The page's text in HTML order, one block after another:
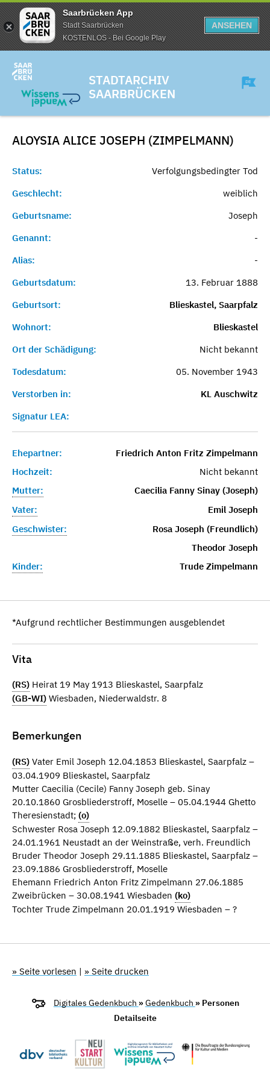
Saarbrücken App
Stadt Saarbrücken
KOSTENLOS - Bei Google Play
ANSEHEN
STADTARCHIV
SAARBRÜCKEN
ALOYSIA ALICE JOSEPH (ZIMPELMANN)
Status:
Verfolgungsbedingter Tod
Geschlecht:
weiblich
Geburtsname:
Joseph
Genannt:
-
Alias:
-
Geburtsdatum:
13. Februar 1888
Geburtsort:
Blieskastel, Saarpfalz
Wohnort:
Blieskastel
Ort der Schädigung:
Nicht bekannt
Todesdatum:
05. November 1943
Verstorben in:
KL Auschwitz
Signatur LEA:
Ehepartner:
Friedrich Anton Fritz Zimpelmann
Hochzeit:
Nicht bekannt
Mutter:
Caecilia Fanny Sinay (Joseph)
Vater:
Emil Joseph
Geschwister:
Rosa Joseph (Freundlich)
Theodor Joseph
Kinder:
Trude Zimpelmann
*Aufgrund rechtlicher Bestimmungen ausgeblendet
Vita
(RS) Heirat 19 May 1913 Blieskastel, Saarpfalz
(GB-WI) Wiesbaden, Niederwaldstr. 8
Bemerkungen
(RS) Vater Emil Joseph 12.04.1853 Blieskastel, Saarpfalz –
03.04.1909 Blieskastel, Saarpfalz
Mutter Caecilia (Cecile) Fanny Joseph geb. Sinay
20.10.1860 Grosbliederstroff, Moselle – 05.04.1944 Ghetto
Theresienstadt; (o)
Schwester Rosa Joseph 12.09.1882 Blieskastel, Saarpfalz –
24.01.1961 Neustadt an der Weinstraße, verh. Freundlich
Bruder Theodor Joseph 29.11.1885 Blieskastel, Saarpfalz –
23.09.1886 Grosbliederstroff, Moselle
Ehemann Friedrich Anton Fritz Zimpelmann 27.06.1885
Zweibrücken – 30.08.1941 Wiesbaden (ko)
Tochter Trude Zimpelmann 20.01.1919 Wiesbaden – ?
» Seite vorlesen | » Seite drucken
Digitales Gedenkbuch »Gedenkbuch » Personen
Detailseite